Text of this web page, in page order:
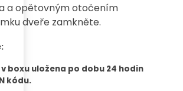
a opětovným otočením
dveře zamkněte.
boxu uložena po dobu 24 hodin
kódu.